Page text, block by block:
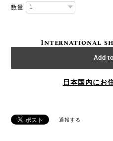
数量
International
Add
日本国内にお
通報する